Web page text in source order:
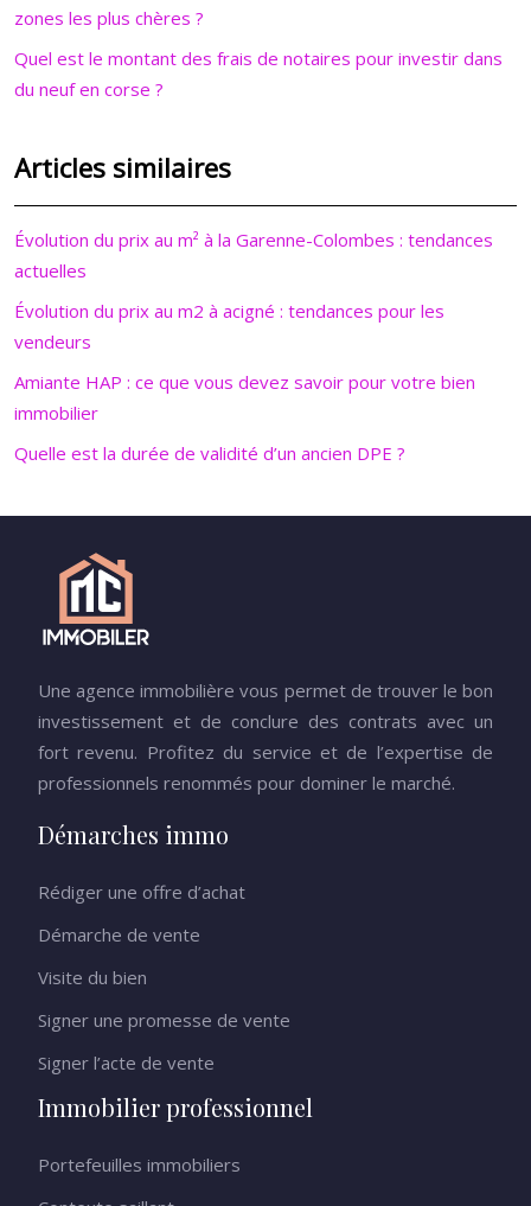
zones les plus chères ?
Quel est le montant des frais de notaires pour investir dans
du neuf en corse ?
Articles similaires
Évolution du prix au m² à la Garenne-Colombes : tendances
actuelles
Évolution du prix au m2 à acigné : tendances pour les
vendeurs
Amiante HAP : ce que vous devez savoir pour votre bien
immobilier
Quelle est la durée de validité d’un ancien DPE ?
Une agence immobilière vous permet de trouver le bon
investissement et de conclure des contrats avec un
fort revenu. Profitez du service et de l’expertise de
professionnels renommés pour dominer le marché.
Démarches immo
Rédiger une offre d’achat
Démarche de vente
Visite du bien
Signer une promesse de vente
Signer l’acte de vente
Immobilier professionnel
Portefeuilles immobiliers